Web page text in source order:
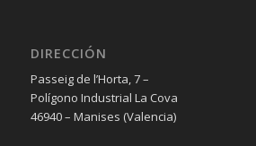
DIRECCIÓN
Passeig de l’Horta, 7 –
Polígono Industrial La Cova
46940 – Manises (Valencia)